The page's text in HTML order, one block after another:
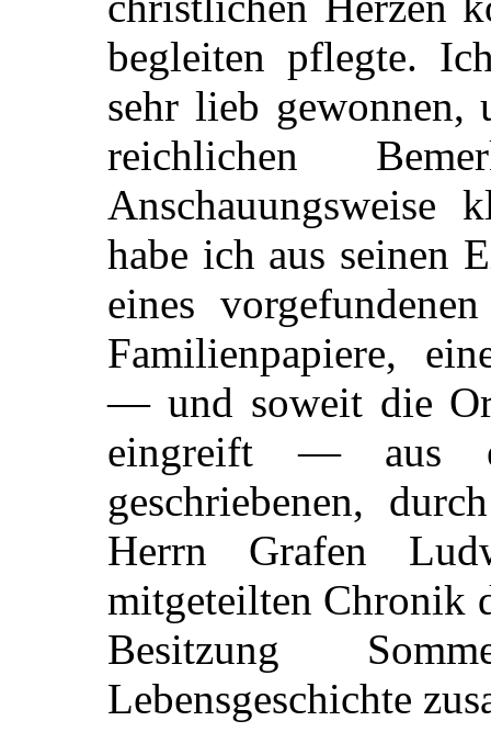
begleiten pflegte.
sehr lieb
reichlichen
Anschauungsweise
habe ich aus seinen
eines
Familienpapiere,
— und soweit die
eingreift — aus
geschriebenen,
Herrn Grafen
mitgeteilten Chronik
Besitzung
Lebensgeschichte